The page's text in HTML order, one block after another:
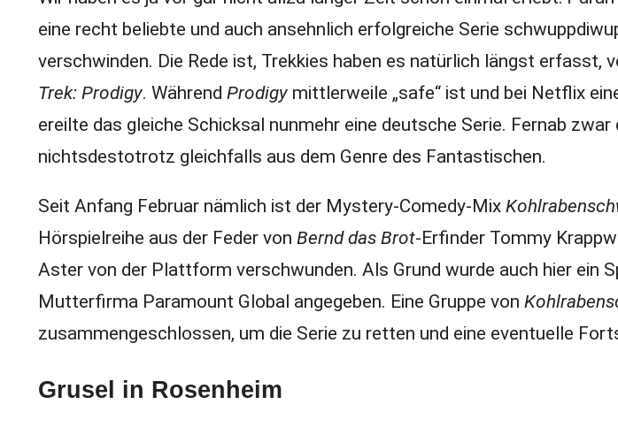
eine recht beliebte und auch ansehnlich erfolgreiche Serie
verschwinden. Die Rede ist, Trekkies haben es natürlich längst erfasst,
Trek: Prodigy. Während Prodigy mittlerweile „safe“ ist und bei Netflix
ereilte das gleiche Schicksal nunmehr eine deutsche Serie. Fernab zwar
nichtsdestotrotz gleichfalls aus dem Genre des Fantastischen.
Seit Anfang Februar nämlich ist der Mystery-Comedy-Mix
Hörspielreihe aus der Feder von Bernd das Brot-Erfinder Tommy
Aster von der Plattform verschwunden. Als Grund wurde auch hier ein
Mutterfirma Paramount Global angegeben. Eine Gruppe von
zusammengeschlossen, um die Serie zu retten und eine eventuelle
Grusel in Rosenheim